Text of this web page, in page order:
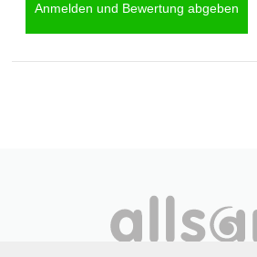
Anmelden und Bewertung abgeben